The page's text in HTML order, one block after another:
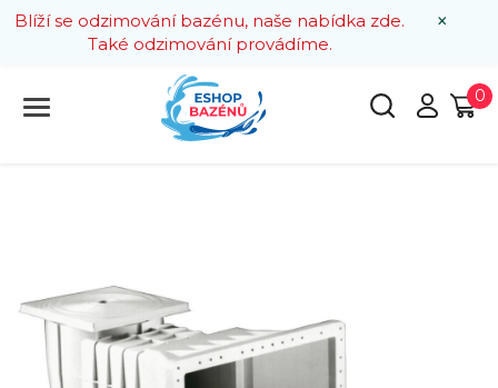
×
Blíží se odzimování bazénu, naše nabídka zde.
Také odzimování provádíme.
0